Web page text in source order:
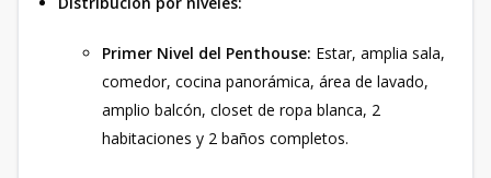
Primer Nivel del Penthouse: Estar, amplia sala,
comedor, cocina panorámica, área de lavado,
amplio balcón, closet de ropa blanca, 2
habitaciones y 2 baños completos.